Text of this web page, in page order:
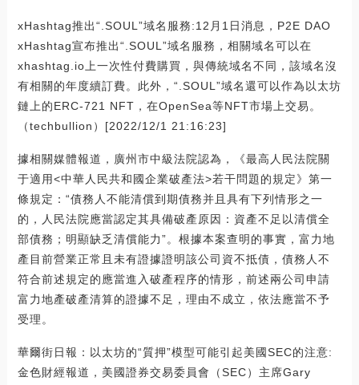
xHashtag推出“.SOUL”域名服務:12月1日消息，P2E DAO
xHashtag宣布推出“.SOUL”域名服務，相關域名可以在
xhashtag.io上一次性付費購買，與傳統域名不同，該域名沒
有相關的年度續訂費。此外，“.SOUL”域名還可以作為以太坊
鏈上的ERC-721 NFT，在OpenSea等NFT市場上交易。
（techbullion）[2022/12/1 21:16:23]
據相關媒體報道，廣州市中級法院認為，《最高人民法院關
于適用<中華人民共和國企業破產法>若干問題的規定》第一
條規定：“債務人不能清償到期債務并且具有下列情形之一
的，人民法院應當認定其具備破產原因：資產不足以清償全
部債務；明顯缺乏清償能力”。根據本案查明的事實，富力地
產目前營業正常且未有證據證明該公司資不抵債，債務人不
符合前述規定的應當進入破產程序的情形，前述兩公司申請
富力地產破產清算的證據不足，理由不成立，依法應當不予
受理。
華爾街日報：以太坊的“質押”模型可能引起美國SEC的注意:
金色財經報道，美國證券交易委員會（SEC）主席Gary